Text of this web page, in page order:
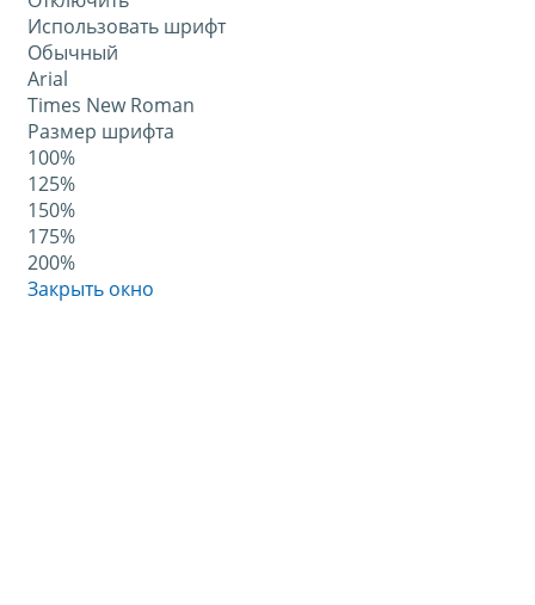
Использовать шрифт
Обычный
Arial
Times New Roman
Размер шрифта
100%
125%
150%
175%
200%
Закрыть окно